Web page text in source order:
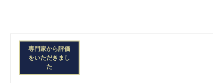
専門家から評価
をいただきまし
た